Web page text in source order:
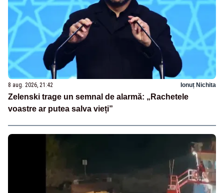
8 aug. 2026, 21:42 Ionuț Nichita
Zelenski trage un semnal de alarmă: „Rachetele
voastre ar putea salva vieți”